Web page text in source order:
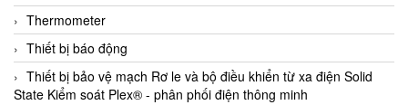
Thermometer
Thiết bị báo động
Thiết bị bảo vệ mạch Rơ le và bộ điều khiển từ xa điện Solid
State Kiểm soát Plex® - phân phối điện thông minh